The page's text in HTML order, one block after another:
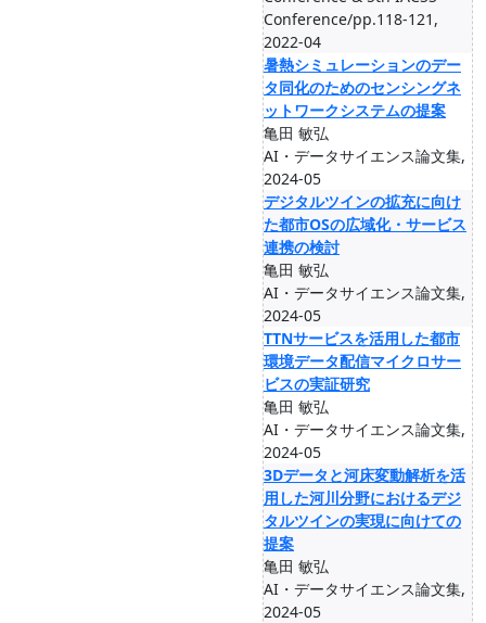
Conference/pp.118-121,
2022-04
暑熱シミュレーションのデー
タ同化のためのセンシングネ
ットワークシステムの提案
亀田 敏弘
AI・データサイエンス論文集,
2024-05
デジタルツインの拡充に向け
た都市OSの広域化・サービス
連携の検討
亀田 敏弘
AI・データサイエンス論文集,
2024-05
TTNサービスを活用した都市
環境データ配信マイクロサー
ビスの実証研究
亀田 敏弘
AI・データサイエンス論文集,
2024-05
3Dデータと河床変動解析を活
用した河川分野におけるデジ
タルツインの実現に向けての
提案
亀田 敏弘
AI・データサイエンス論文集,
2024-05